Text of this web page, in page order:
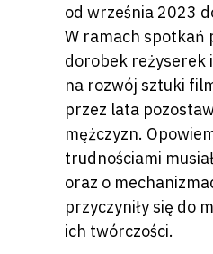
od września 2023
W ramach spotkań
dorobek reżyserek
na rozwój sztuki
przez lata
mężczyzn.
trudnościami
oraz o
przyczyniły się do
ich twórczości.